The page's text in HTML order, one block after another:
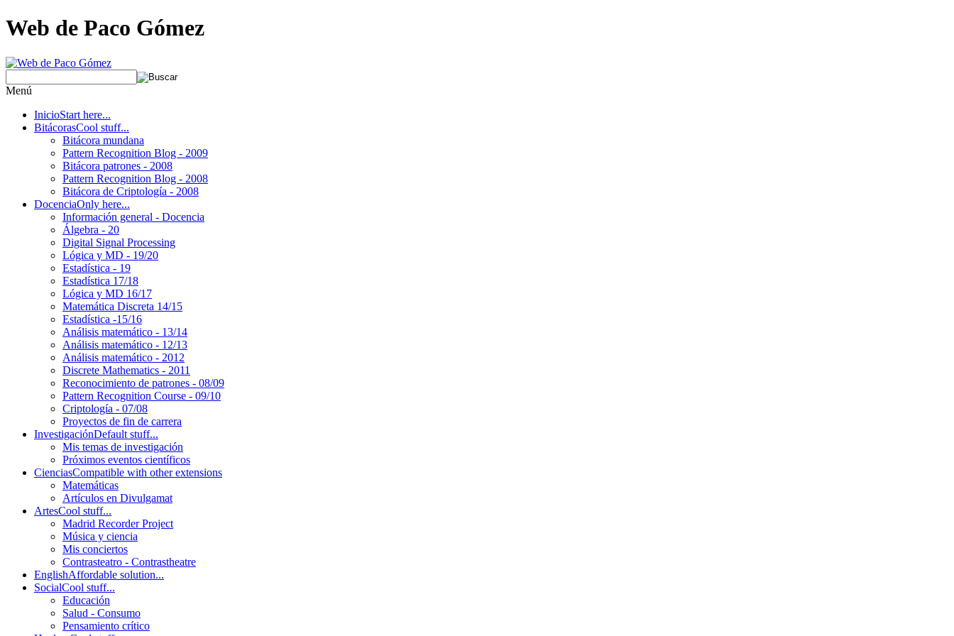
Web de Paco Gómez
Menú
InicioStart here...
BitácorasCool stuff...
Bitácora mundana
Pattern Recognition Blog - 2009
Bitácora patrones - 2008
Pattern Recognition Blog - 2008
Bitácora de Criptología - 2008
DocenciaOnly here...
Información general - Docencia
Álgebra - 20
Digital Signal Processing
Lógica y MD - 19/20
Estadística - 19
Estadística 17/18
Lógica y MD 16/17
Matemática Discreta 14/15
Estadística -15/16
Análisis matemático - 13/14
Análisis matemático - 12/13
Análisis matemático - 2012
Discrete Mathematics - 2011
Reconocimiento de patrones - 08/09
Pattern Recognition Course - 09/10
Criptología - 07/08
Proyectos de fin de carrera
InvestigaciónDefault stuff...
Mis temas de investigación
Próximos eventos científicos
CienciasCompatible with other extensions
Matemáticas
Artículos en Divulgamat
ArtesCool stuff...
Madrid Recorder Project
Música y ciencia
Mis conciertos
Contrasteatro - Contrastheatre
EnglishAffordable solution...
SocialCool stuff...
Educación
Salud - Consumo
Pensamiento crítico